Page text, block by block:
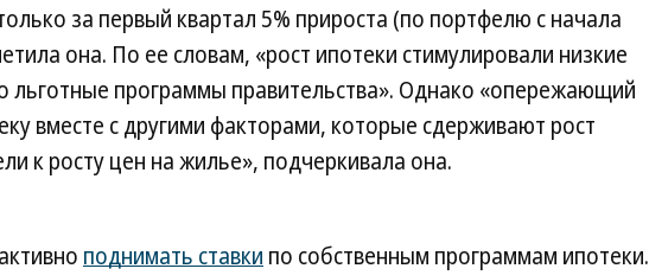
за первый квартал 5% прироста (по портфелю с начала
она. По ее словам, «рост ипотеки стимулировали низкие
льготные программы правительства». Однако «опережающий
вместе с другими факторами, которые сдерживают рост
к росту цен на жилье», подчеркивала она.
поднимать ставки по собственным программам ипотеки.